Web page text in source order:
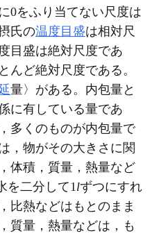
0をふり当てない尺度は
氏の温度目盛は相対尺
目盛は絶対尺度であ
んど絶対尺度である。
量〉がある。内包量と
に有している量であ
多くのものが内包量で
，物がその大きさに関
体積，質量，熱量など
を二分して1lずつにすれ
比熱などはもとのまま
質量，熱量などは，も